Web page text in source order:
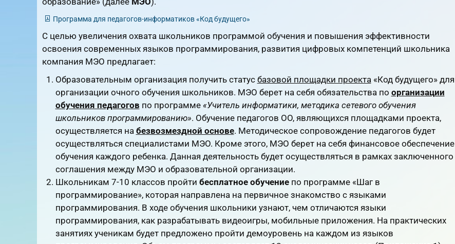
Программа для педагогов-информатиков «Код будущего»
С целью увеличения охвата школьников программой обучения и повышения эффективности
освоения современных языков программирования, развития цифровых компетенций школьника
компания МЭО предлагает:
Образовательным организация получить статус базовой площадки проекта«Код будущего» для
организации очного обучения школьников. МЭО берет на себя обязательства по организации
обучения педагогов по программе «Учитель информатики, методика сетевого обучения
школьников программированию». Обучение педагогов ОО, являющихся площадками проекта,
осуществляется на безвозмездной основе. Методическое сопровождение педагогов будет
осуществляться специалистами МЭО. Кроме этого, МЭО берет на себя финансовое обеспечение
обучения каждого ребенка. Данная деятельность будет осуществляться в рамках заключенного
соглашения между МЭО и образовательной организации.
Школьникам 7-10 классов пройти бесплатное обучениепо программе «Шаг в
программирование», которая направлена на первичное знакомство с языками
программирования. В ходе обучения школьники узнают, чем отличаются языки
программирования, как разрабатывать видеоигры, мобильные приложения. На практических
занятиях ученикам будет предложено пройти демоуровень на каждом из языков